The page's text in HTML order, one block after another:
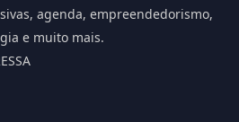
agenda, empreendedorismo,
e muito mais.